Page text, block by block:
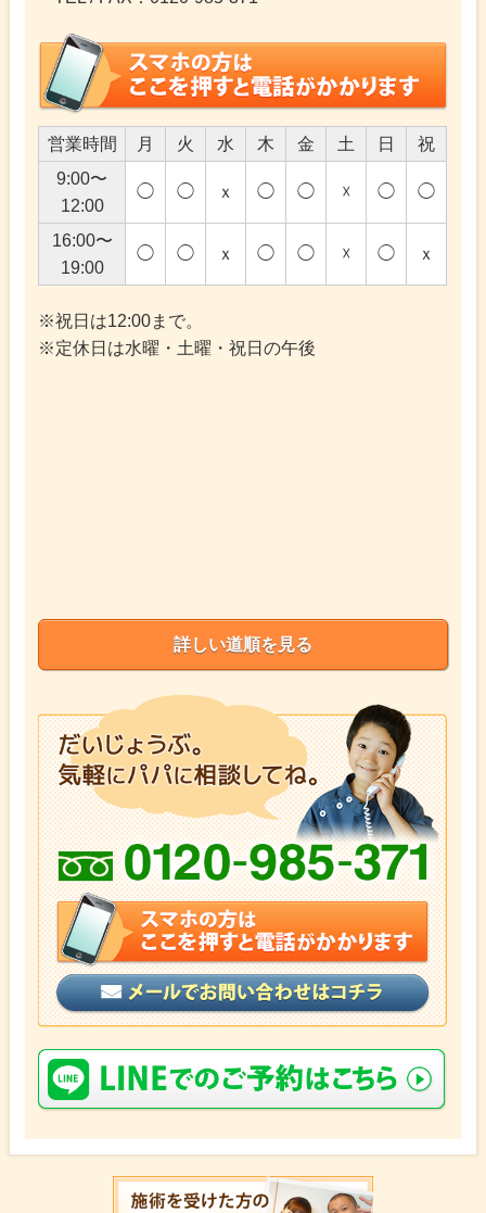
営業時間 月 火 水 木 金 土 日
祝
9:00〜
12:00
◯ ◯ ｘ ◯ ◯ ☓ ◯ ◯
16:00〜
19:00
◯ ◯ ｘ ◯ ◯ ☓ ◯ ｘ
※祝日は12:00まで。
※定休日は水曜・土曜・祝日の午後
詳しい道順を見る